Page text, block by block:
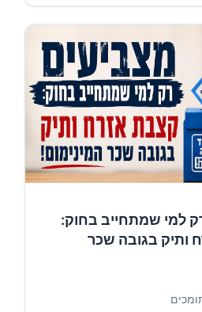
למי שמתחייב בחוק:
ותיק בגובה שכר